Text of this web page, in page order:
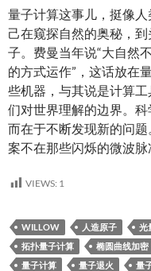
量子计算这事儿，挺像
己在窥探自然的奥秘，
子。费曼当年说“大自然
的方式运作”，这话放在
些机器，与其说是计算
们对世界理解的边界。
而在于不断发现新的问
案不在那些闪烁的微波脉
VIEWS: 1
WILLOW 人造原子 光
拓扑量子计算
椭圆曲线加密
量子计算
量子退火 量